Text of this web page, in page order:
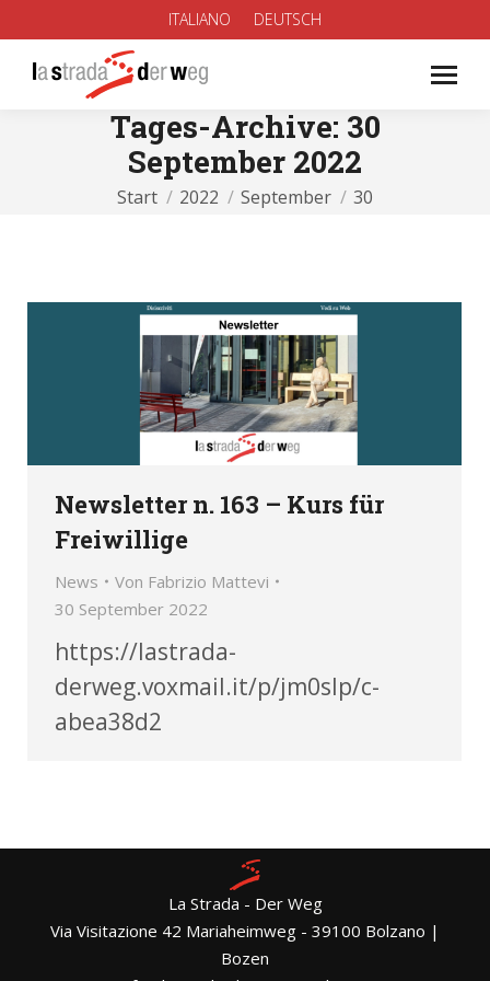
ITALIANO DEUTSCH
Tages-Archive: 30
September 2022
Sie befinden sich hier:
Start 2022 September 30
Newsletter n. 163 – Kurs für
Freiwillige
News Von Fabrizio Mattevi
30 September 2022
https://lastrada-
derweg.voxmail.it/p/jm0slp/c-
abea38d2
La Strada - Der Weg
Via Visitazione 42 Mariaheimweg - 39100 Bolzano |
Bozen